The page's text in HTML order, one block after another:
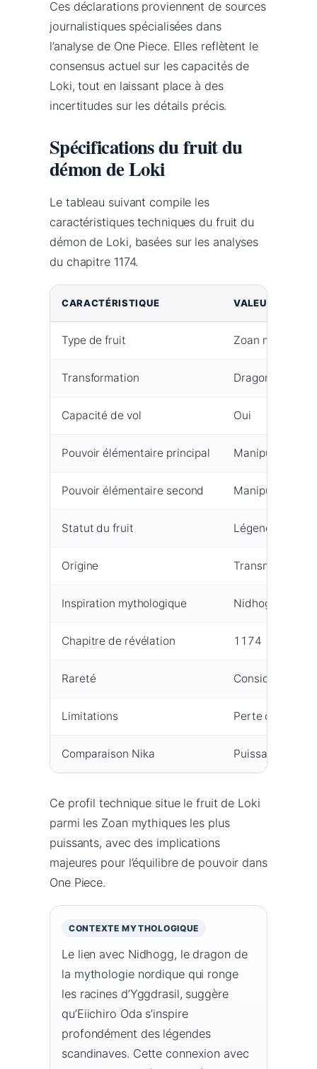
Ces déclarations proviennent de sources
journalistiques spécialisées dans
l’analyse de One Piece. Elles reflètent le
consensus actuel sur les capacités de
Loki, tout en laissant place à des
incertitudes sur les détails précis.
Spécifications du fruit du
démon de Loki
Le tableau suivant compile les
caractéristiques techniques du fruit du
démon de Loki, basées sur les analyses
du chapitre 1174.
CARACTÉRISTIQUE VALEUR
Type de fruit Zoan mythique
Transformation Dragon noir
Capacité de vol Oui
Pouvoir élémentaire principal Manipulation
Pouvoir élémentaire second Manipulation
Statut du fruit Légendaire
Origine Transmis dans
Inspiration mythologique Nidhogg
Chapitre de révélation 1174
Rareté Considéré
Limitations Perte capacité
Comparaison Nika Puissance
Ce profil technique situe le fruit de Loki
parmi les Zoan mythiques les plus
puissants, avec des implications
majeures pour l’équilibre de pouvoir dans
One Piece.
CONTEXTE MYTHOLOGIQUE
Le lien avec Nidhogg, le dragon de
la mythologie nordique qui ronge
les racines d’Yggdrasil, suggère
qu’Eiichiro Oda s’inspire
profondément des légendes
scandinaves. Cette connexion avec